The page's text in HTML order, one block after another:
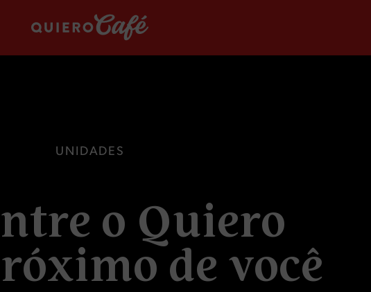
UNIDADES
ntre o Quiero
róximo de você